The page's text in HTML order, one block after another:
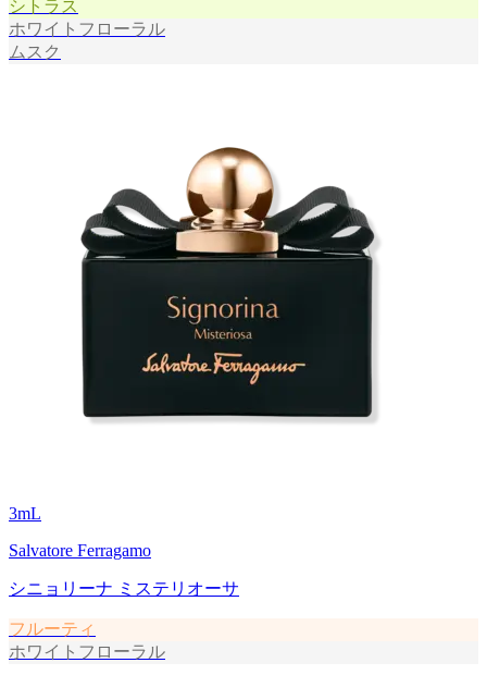
シトラス
ホワイトフローラル
ムスク
3mL
Salvatore Ferragamo
シニョリーナ ミステリオーサ
フルーティ
ホワイトフローラル